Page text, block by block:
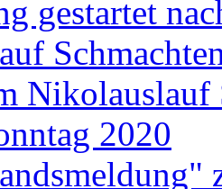
gestartet
2020